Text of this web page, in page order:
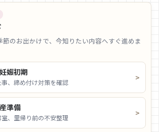
節のお出かけで、今知りたい内容へすぐ進めま
娠初期
、締め付け対策を確認 >
準備
、里帰り前の不安整理 >